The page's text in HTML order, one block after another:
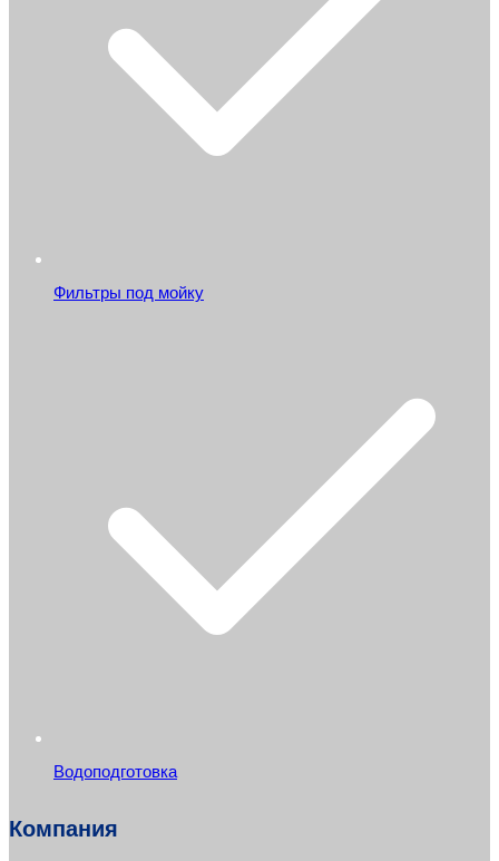
Фильтры под мойку
Водоподготовка
Компания